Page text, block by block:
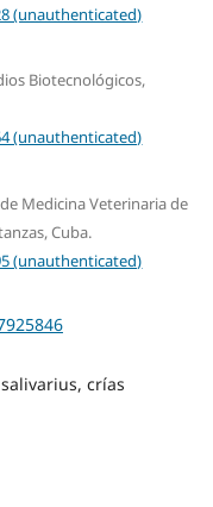
(unauthenticated)
Biotecnológicos,
(unauthenticated)
Medicina Veterinaria de
Cuba.
(unauthenticated)
crías